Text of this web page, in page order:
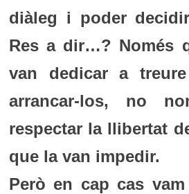
diàleg i poder
Res a dir…? Només
van dedicar a
arrancar-los, no
respectar la llibertat
que la van impedir.
Però en cap cas